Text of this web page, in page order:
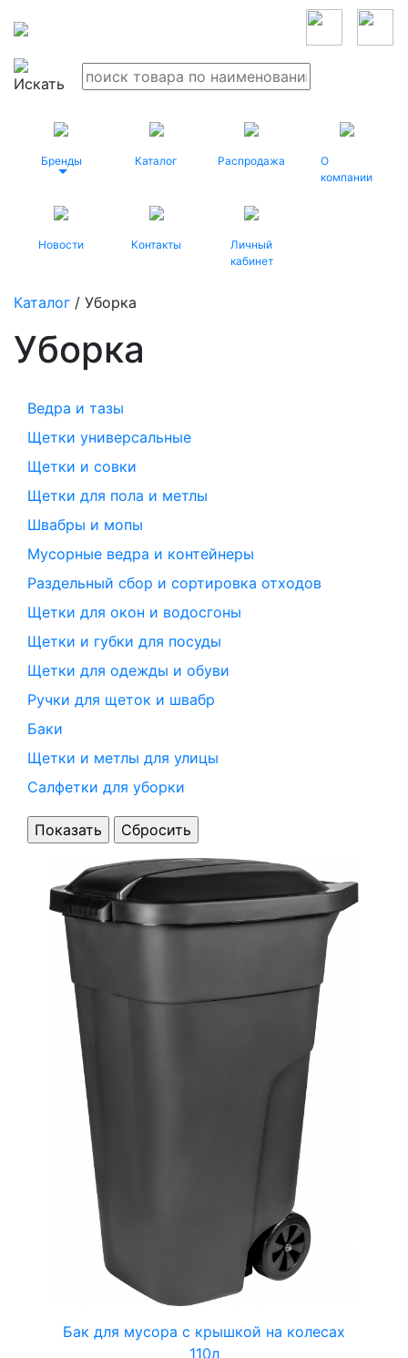
Бренды Каталог Распродажа
О
компании
Новости Контакты
Личный
кабинет
Каталог / Уборка
Уборка
Ведра и тазы
Щетки универсальные
Щетки и совки
Щетки для пола и метлы
Швабры и мопы
Мусорные ведра и контейнеры
Раздельный сбор и сортировка отходов
Щетки для окон и водосгоны
Щетки и губки для посуды
Щетки для одежды и обуви
Ручки для щеток и швабр
Баки
Щетки и метлы для улицы
Салфетки для уборки
Бак для мусора с крышкой на колесах
110л